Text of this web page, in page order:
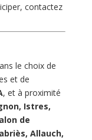
contactez
le choix de
et de
, et à proximité
Istres,
de
Allauch,